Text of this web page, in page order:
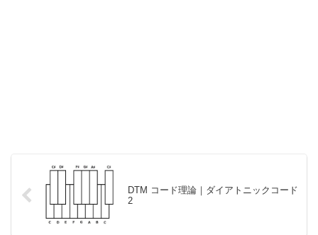
DTM コード理論｜ダイアトニックコード
2